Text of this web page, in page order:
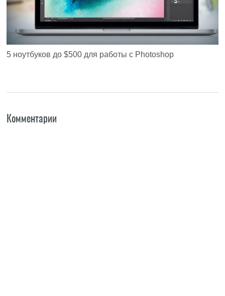
5 ноутбуков до $500 для работы с Photoshop
Комментарии